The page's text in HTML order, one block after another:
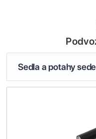
Sedla a potahy